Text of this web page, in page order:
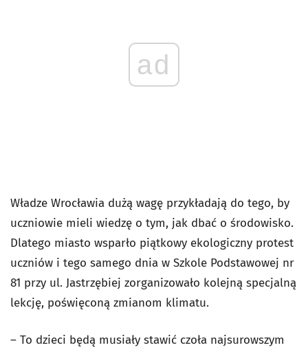
ad
Władze Wrocławia dużą wagę przykładają do tego, by
uczniowie mieli wiedzę o tym, jak dbać o środowisko.
Dlatego miasto wsparło piątkowy ekologiczny protest
uczniów i tego samego dnia w Szkole Podstawowej nr
81 przy ul. Jastrzębiej zorganizowało kolejną specjalną
lekcję, poświęconą zmianom klimatu.
– To dzieci będą musiały stawić czoła najsurowszym